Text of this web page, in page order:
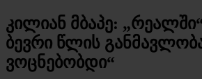
კილიან მბაპე:
ბევრი წლის
ვოცნებობდი“